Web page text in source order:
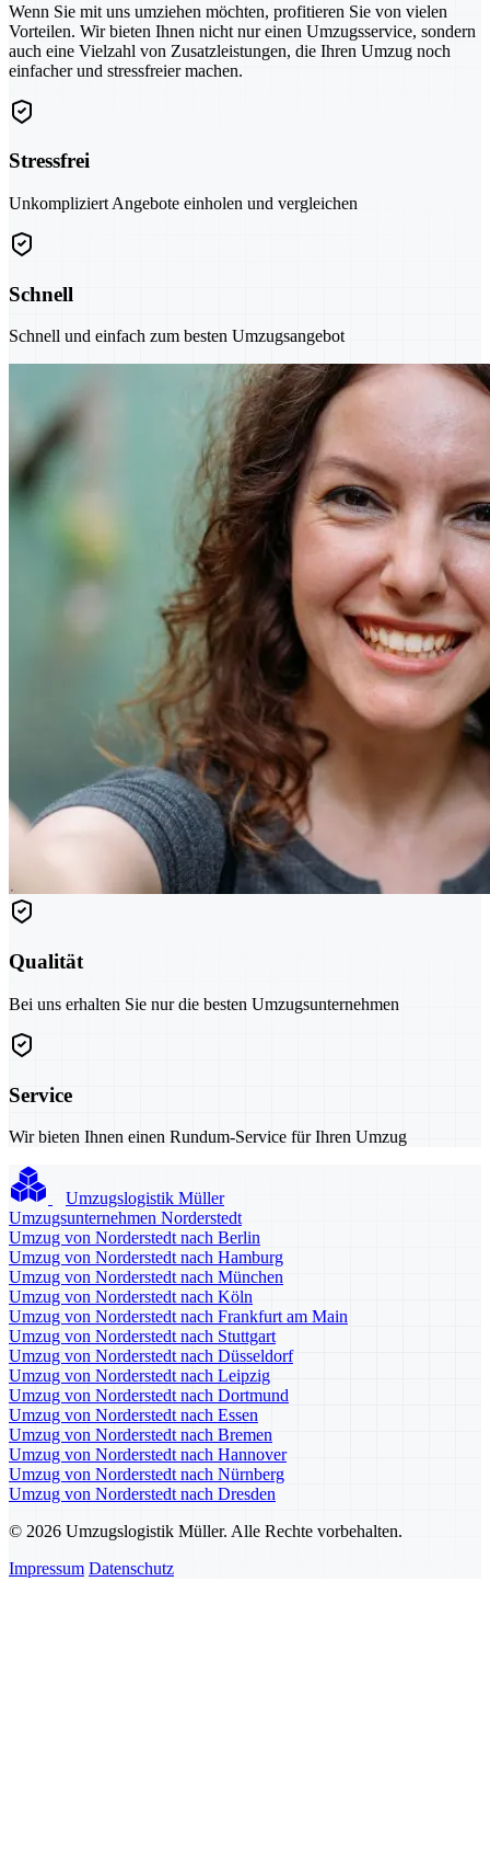
Wenn Sie mit uns umziehen möchten, profitieren Sie von vielen
Vorteilen. Wir bieten Ihnen nicht nur einen Umzugsservice, sondern
auch eine Vielzahl von Zusatzleistungen, die Ihren Umzug noch
einfacher und stressfreier machen.
Stressfrei
Unkompliziert Angebote einholen und vergleichen
Schnell
Schnell und einfach zum besten Umzugsangebot
Qualität
Bei uns erhalten Sie nur die besten Umzugsunternehmen
Service
Wir bieten Ihnen einen Rundum-Service für Ihren Umzug
Umzugslogistik Müller
Umzugsunternehmen Norderstedt
Umzug von Norderstedt nach Berlin
Umzug von Norderstedt nach Hamburg
Umzug von Norderstedt nach München
Umzug von Norderstedt nach Köln
Umzug von Norderstedt nach Frankfurt am Main
Umzug von Norderstedt nach Stuttgart
Umzug von Norderstedt nach Düsseldorf
Umzug von Norderstedt nach Leipzig
Umzug von Norderstedt nach Dortmund
Umzug von Norderstedt nach Essen
Umzug von Norderstedt nach Bremen
Umzug von Norderstedt nach Hannover
Umzug von Norderstedt nach Nürnberg
Umzug von Norderstedt nach Dresden
© 2026 Umzugslogistik Müller. Alle Rechte vorbehalten.
Impressum Datenschutz